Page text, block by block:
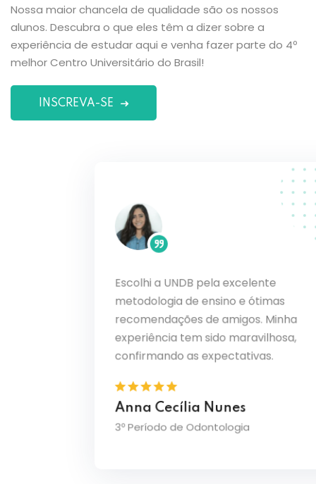
Nossa maior chancela de qualidade são os nossos
alunos. Descubra o que eles têm a dizer sobre a
experiência de estudar aqui e venha fazer parte do 4º
melhor Centro Universitário do Brasil!
INSCREVA-SE
Escolhi a UNDB pela excelente
metodologia de ensino e ótimas
recomendações de amigos. Minha
experiência tem sido maravilhosa,
confirmando as expectativas.
Anna Cecília Nunes
3º Período de Odontologia
curso
sinto